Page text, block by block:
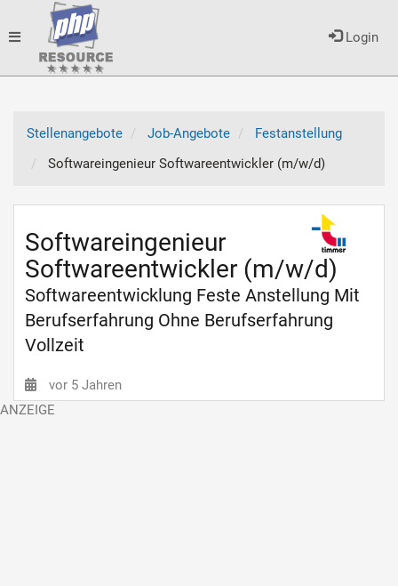
Login
Toggle
Stellenangebote
Job-Angebote
Festanstellung
Softwareingenieur Softwareentwickler (m/w/d)
Softwareingenieur
Softwareentwickler (m/w/d)
Softwareentwicklung Feste Anstellung Mit
Berufserfahrung Ohne Berufserfahrung
Vollzeit
vor 5 Jahren